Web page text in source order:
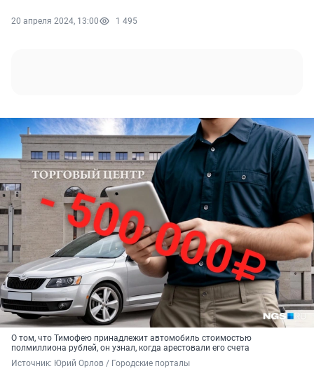
20 апреля 2024, 13:00 1 495
О том, что Тимофею принадлежит автомобиль стоимостью
полмиллиона рублей, он узнал, когда арестовали его счета
Источник: Юрий Орлов / Городские порталы